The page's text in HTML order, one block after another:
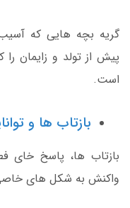
گریه بچه هایی که
پیش از تولد و زایمان
است.
بازتاب ها و
بازتاب ها، پاسخ خای
واکنش به شکل های